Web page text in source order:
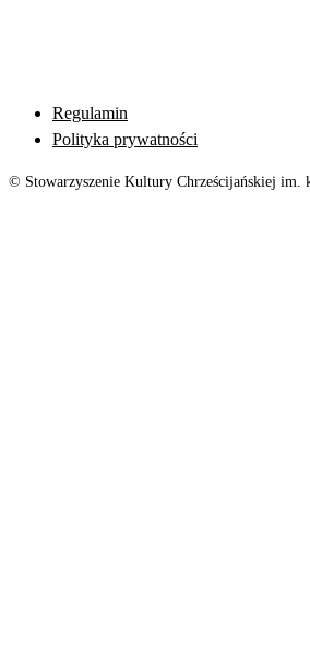
Regulamin
Polityka prywatności
© Stowarzyszenie Kultury Chrześcijańskiej im.